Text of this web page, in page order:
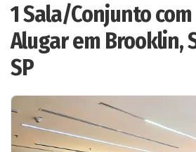
1 Sala/Conjunto
Alugar em Brooklin,
SP